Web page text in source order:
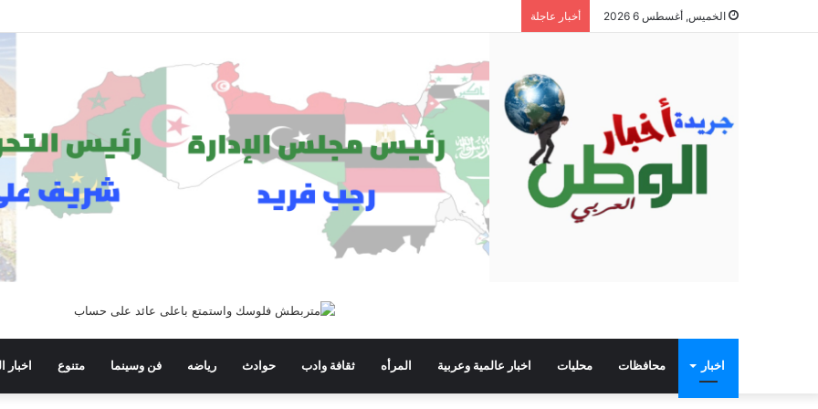
الخميس, أغسطس 6 2026 أخبار عاجلة
اخبار محافظات محليات اخبار عالمية وعربية المرأه ثقافة وادب حوادث رياضه فن وسينما متنوع